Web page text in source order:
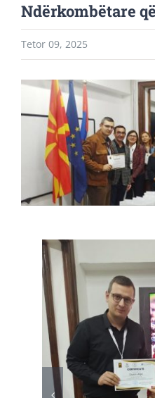
Ndërkombëtare
Tetor 09, 2025
View
Larger
Image